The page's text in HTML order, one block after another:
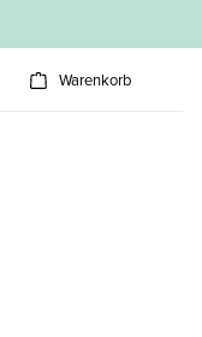
Warenkorb